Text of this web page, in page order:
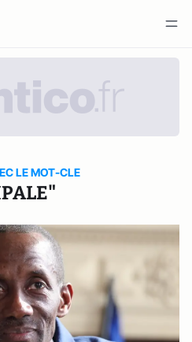
LE MOT-CLE